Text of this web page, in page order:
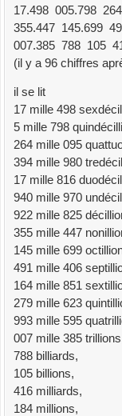
17.498 005.798
355.447 145.699
007.385 788 105
(il y a 96 chiffres
il se lit
17 mille 498
5 mille 798
264 mille 095
394 mille 980
17 mille 816
940 mille 970
922 mille 825
355 mille 447
145 mille 699
491 mille 406
164 mille 851
279 mille 623
993 mille 595
007 mille 385
788 billiards,
105 billions,
416 milliards,
184 millions,